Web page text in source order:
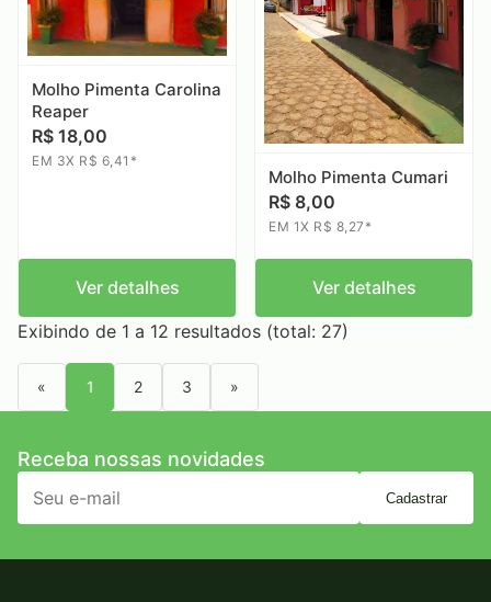
Molho Pimenta Carolina
Reaper
R$ 18,00
EM 3X R$ 6,41*
Ver detalhes
Molho Pimenta Cumari
R$ 8,00
EM 1X R$ 8,27*
Ver detalhes
Exibindo de 1 a 12 resultados (total: 27)
« 1 2 3 »
Receba nossas novidades
Cadastrar